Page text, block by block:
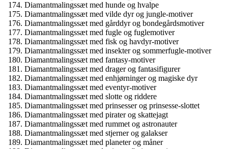
Diamantmalingssæt med hunde og hvalpe
Diamantmalingssæt med vilde dyr og jungle-motiver
Diamantmalingssæt med gårddyr og bondegårdsmotiver
Diamantmalingssæt med fugle og fuglemotiver
Diamantmalingssæt med fisk og havdyr-motiver
Diamantmalingssæt med insekter og sommerfugle-motiver
Diamantmalingssæt med fantasy-motiver
Diamantmalingssæt med drager og fantasifigurer
Diamantmalingssæt med enhjørninger og magiske dyr
Diamantmalingssæt med eventyr-motiver
Diamantmalingssæt med slotte og riddere
Diamantmalingssæt med prinsesser og prinsesse-slottet
Diamantmalingssæt med pirater og skattejagt
Diamantmalingssæt med rummet og astronauter
Diamantmalingssæt med stjerner og galakser
Diamantmalingssæt med planeter og måner